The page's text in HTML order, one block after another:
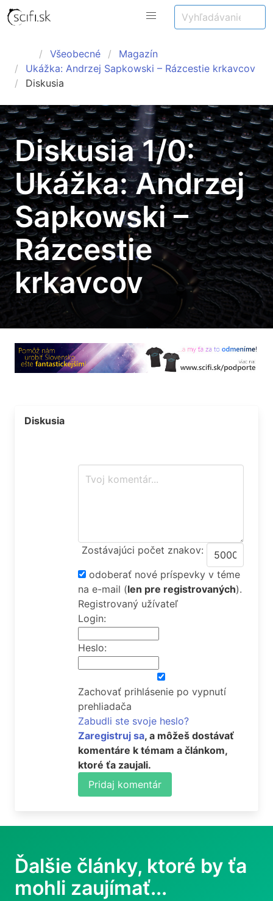
Všeobecné
Magazín
Ukážka: Andrzej Sapkowski – Rázcestie krkavcov
Diskusia
Diskusia 1/0:
Ukážka: Andrzej
Sapkowski –
Rázcestie
krkavcov
Diskusia
Zostávajúci počet znakov:
odoberať nové príspevky v téme
na e-mail (len pre registrovaných).
Registrovaný užívateľ
Login:
Heslo:
Zachovať prihlásenie po vypnutí
prehliadača
Zabudli ste svoje heslo?
Zaregistruj sa, a môžeš dostávať
komentáre k témam a článkom,
ktoré ťa zaujali.
Pridaj komentár
Ďalšie články, ktoré by ťa
mohli zaujímať...